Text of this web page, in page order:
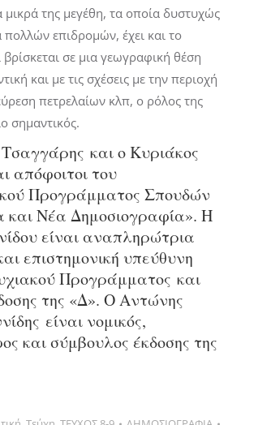
της μεγέθη, τα οποία δυστυχώς
επιδρομών, έχει και το
σε μια γεωγραφική θέση
και με τις σχέσεις με την περιοχή
πετρελαίων κλπ, ο ρόλος της
σημαντικός.
και ο Κυριάκος
απόφοιτοι του
Προγράμματος Σπουδών
και Νέα Δημοσιογραφία». Η
είναι αναπληρώτρια
επιστημονική υπεύθυνη
Προγράμματος και
της «Δ». Ο Αντώνης
είναι νομικός,
και σύμβουλος έκδοσης της